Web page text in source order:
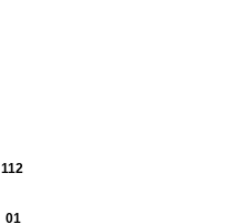
112
01